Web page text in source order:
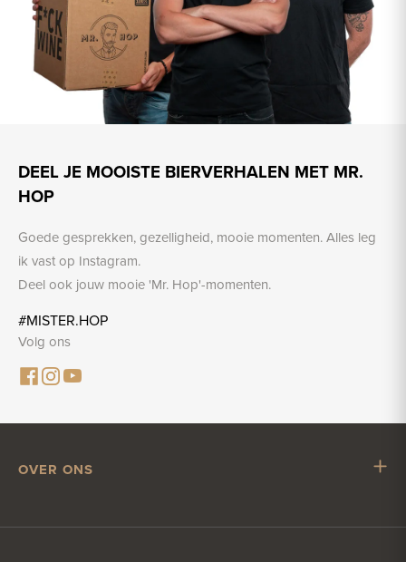
DEEL JE MOOISTE BIERVERHALEN MET MR.
HOP
Goede gesprekken, gezelligheid, mooie momenten. Alles leg
ik vast op Instagram.
Deel ook jouw mooie 'Mr. Hop'-momenten.
#MISTER.HOP
Volg ons
OVER ONS